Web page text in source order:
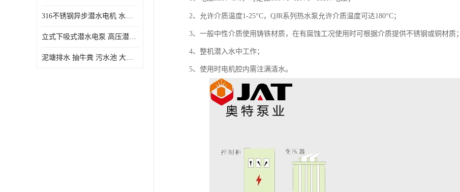
316不锈钢异步潜水电机 水冷式 可连续运行 定制功率电压 奥特泵业
立式下吸式潜水电泵 高压潜水排沙泵 大功率 深水施工作业 型号可定制
泥塘排水 抽牛粪 污水池 大口径潜水螺旋离心泵 材质特征 奥特泵业
2、允许介质温度1-25°C，QJR系列热水泵允许介质温度可达180°C；
3、一般中性介质使用铸铁材质，在有腐蚀工况使用时可根据介质提供不锈钢或铜材质；
4、整机潜入水中工作；
5、使用时电机腔内需注满清水。